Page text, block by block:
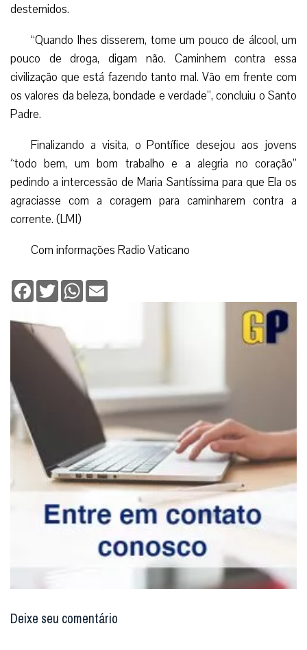
destemidos.
“Quando lhes disserem, tome um pouco de álcool, um
pouco de droga, digam não. Caminhem contra essa
civilização que está fazendo tanto mal. Vão em frente com
os valores da beleza, bondade e verdade”, concluiu o Santo
Padre.
Finalizando a visita, o Pontífice desejou aos jovens
“todo bem, um bom trabalho e a alegria no coração”
pedindo a intercessão de Maria Santíssima para que Ela os
agraciasse com a coragem para caminharem contra a
corrente. (LMI)
Com informações Radio Vaticano
Facebook
TwitterWhatsApp
Deixe seu comentário